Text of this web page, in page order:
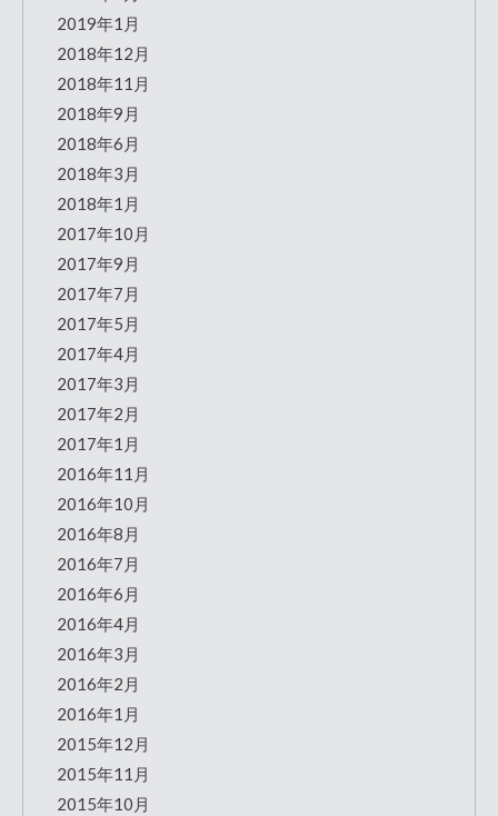
2019年1月
2018年12月
2018年11月
2018年9月
2018年6月
2018年3月
2018年1月
2017年10月
2017年9月
2017年7月
2017年5月
2017年4月
2017年3月
2017年2月
2017年1月
2016年11月
2016年10月
2016年8月
2016年7月
2016年6月
2016年4月
2016年3月
2016年2月
2016年1月
2015年12月
2015年11月
2015年10月